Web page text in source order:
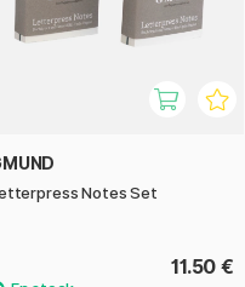
Notes Set
11.50 €